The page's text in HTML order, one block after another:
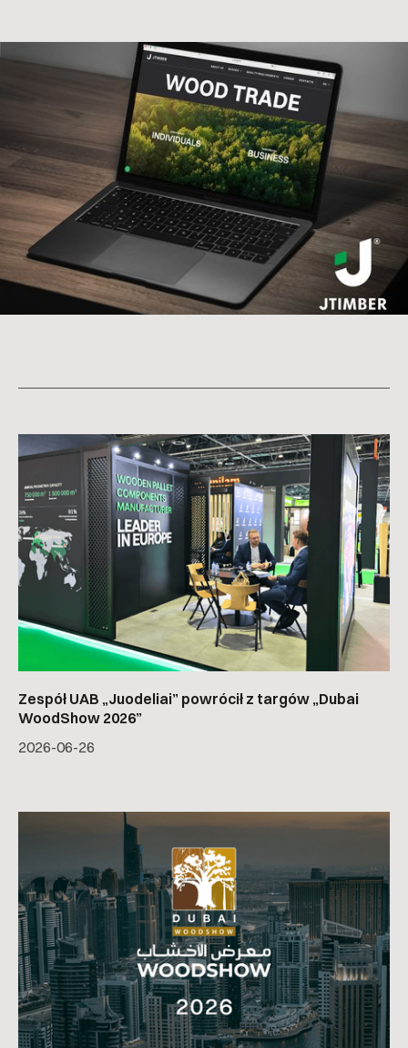
Zespół UAB „Juodeliai” powrócił z targów „Dubai
WoodShow 2026”
2026-06-26